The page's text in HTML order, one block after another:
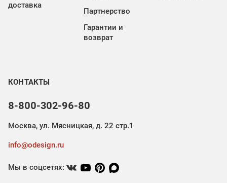
доставка
Партнерство
Гарантии и
возврат
КОНТАКТЫ
8-800-302-96-80
Москва, ул. Мясницкая, д. 22 стр.1
info@odesign.ru
Мы в соцсетях: